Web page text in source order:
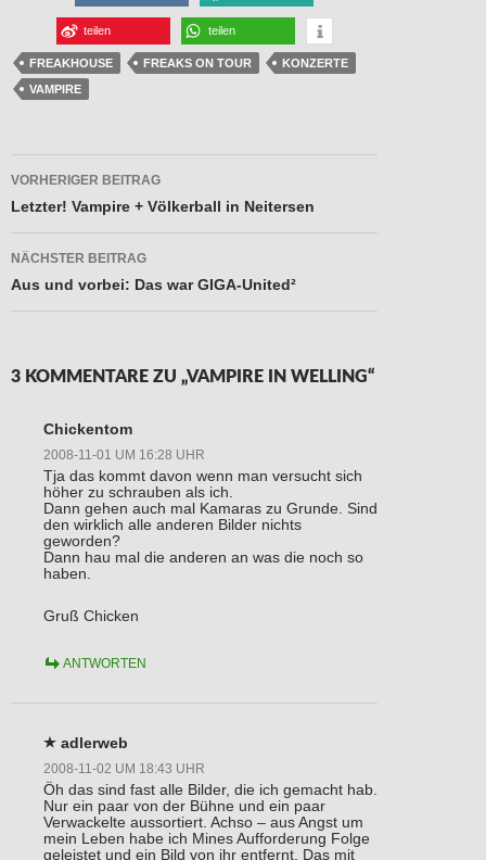
teilen teilen
FREAKHOUSE FREAKS ON TOUR
KONZERTE
VAMPIRE
Beitragsnavigation
VORHERIGER BEITRAG
Letzter! Vampire + Völkerball in Neitersen
NÄCHSTER BEITRAG
Aus und vorbei: Das war GIGA-United²
3 KOMMENTARE ZU „VAMPIRE IN WELLING“
Chickentom
2008-11-01 UM 16:28 UHR
Tja das kommt davon wenn man versucht sich
höher zu schrauben als ich.
Dann gehen auch mal Kamaras zu Grunde. Sind
den wirklich alle anderen Bilder nichts
geworden?
Dann hau mal die anderen an was die noch so
haben.
Gruß Chicken
ANTWORTEN
adlerweb
2008-11-02 UM 18:43 UHR
Öh das sind fast alle Bilder, die ich gemacht hab.
Nur ein paar von der Bühne und ein paar
Verwackelte aussortiert. Achso – aus Angst um
mein Leben habe ich Mines Aufforderung Folge
geleistet und ein Bild von ihr entfernt. Das mit